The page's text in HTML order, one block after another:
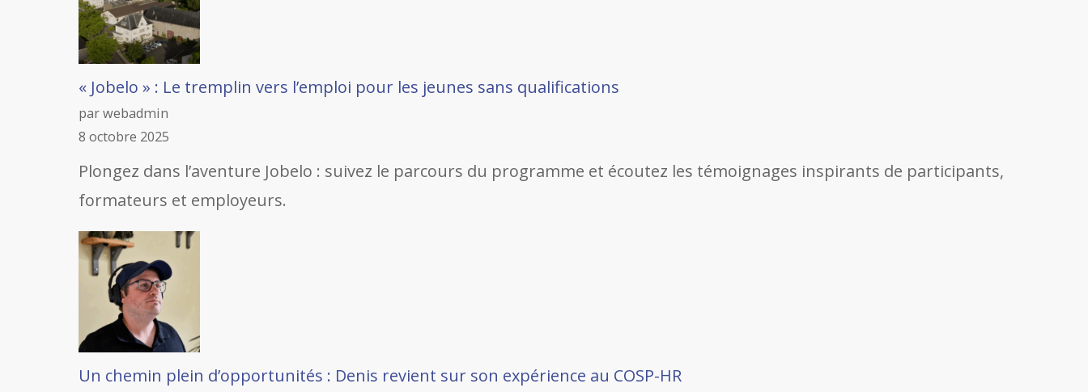
« Jobelo » : Le tremplin vers l’emploi pour les jeunes sans qualifications
par webadmin
8 octobre 2025
Plongez dans l’aventure Jobelo : suivez le parcours du programme et écoutez les témoignages inspirants de participants,
formateurs et employeurs.
Un chemin plein d’opportunités : Denis revient sur son expérience au COSP-HR